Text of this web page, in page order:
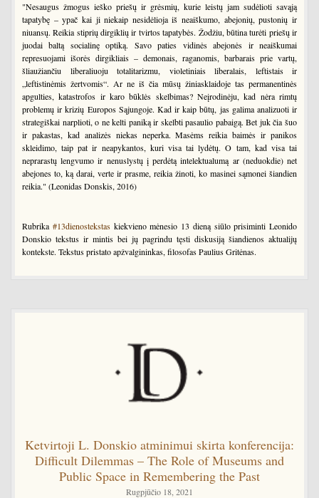
"Nesaugus žmogus ieško priešų ir grėsmių, kurie leistų jam sudėlioti savąją
tapatybę – ypač kai ji niekaip nesidėlioja iš neaiškumo, abejonių, pustonių ir
niuansų. Reikia stiprių dirgiklių ir tvirtos tapatybės. Žodžiu, būtina turėti priešų ir
juodai baltą socialinę optiką. Savo paties vidinės abejonės ir neaiškumai
represuojami išorės dirgikliais – demonais, raganomis, barbarais prie vartų,
šliaužiančiu liberaliuoju totalitarizmu, violetiniais liberalais, leftistais ir
„leftistinėmis žertvomis“. Ar ne iš čia mūsų žiniasklaidoje tas permanentinės
apgulties, katastrofos ir karo būklės skelbimas? Neįrodinėju, kad nėra rimtų
problemų ir krizių Europos Sąjungoje. Kad ir kaip būtų, jas galima analizuoti ir
strategiškai narplioti, o ne kelti paniką ir skelbti pasaulio pabaigą. Bet juk čia šuo
ir pakastas, kad analizės niekas neperka. Masėms reikia baimės ir panikos
skleidimo, taip pat ir neapykantos, kuri visa tai lydėtų. O tam, kad visa tai
neprarastų lengvumo ir nenuslystų į perdėtą intelektualumą ar (neduokdie) net
abejones to, ką darai, verte ir prasme, reikia žinoti, ko masinei sąmonei šiandien
reikia." (Leonidas Donskis, 2016)
Rubrika #13dienostekstaskiekvieno mėnesio 13 dieną siūlo prisiminti Leonido
Donskio tekstus ir mintis bei jų pagrindu tęsti diskusiją šiandienos aktualijų
kontekste. Tekstus pristato apžvalgininkas, filosofas Paulius Gritėnas.
Ketvirtoji L. Donskio atminimui skirta konferencija:
Difficult Dilemmas – The Role of Museums and
Public Space in Remembering the Past
Rugpjūčio 18, 2021